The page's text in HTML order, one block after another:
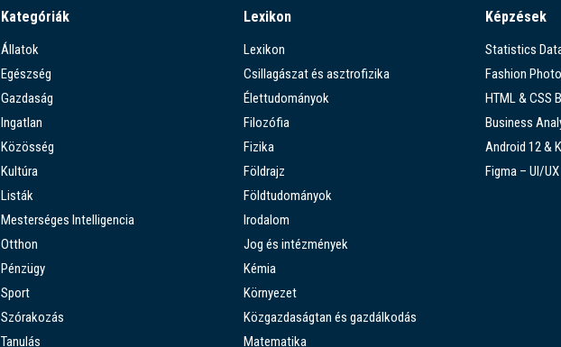
Kategóriák
Állatok
Egészség
Gazdaság
Ingatlan
Közösség
Kultúra
Listák
Mesterséges Intelligencia
Otthon
Pénzügy
Sport
Szórakozás
Tanulás
Lexikon
Lexikon
Csillagászat és asztrofizika
Élettudományok
Filozófia
Fizika
Földrajz
Földtudományok
Irodalom
Jog és intézmények
Kémia
Környezet
Közgazdaságtan és gazdálkodás
Matematika
Képzések
Statistics
Fashion
HTML & CSS
Business
Android 12 &
Figma – UI/